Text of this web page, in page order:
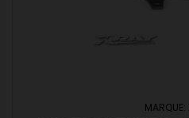
MARQUE: